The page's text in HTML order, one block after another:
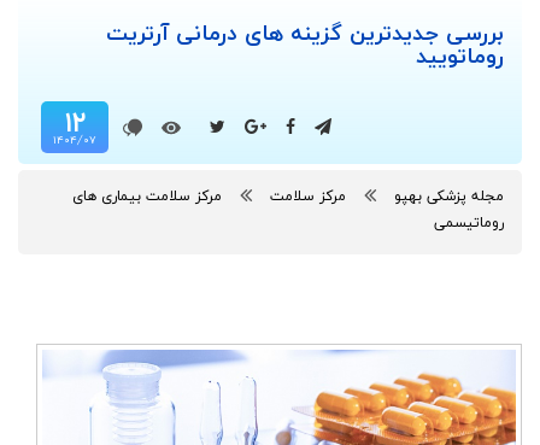
بررسی جدیدترین گزینه های درمانی آرتریت
روماتویید
۱۲
۱۴۰۴/۰۷
مجله پزشکی بهپو مرکز سلامت
مرکز سلامت بیماری های
روماتیسمی